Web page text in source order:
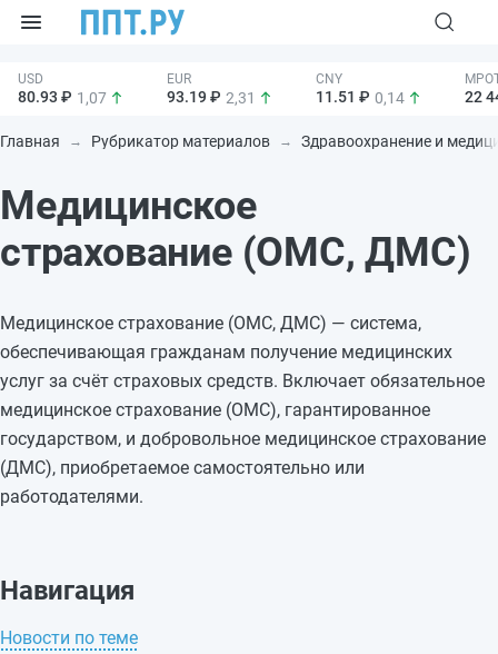
80.93 ₽ 1,07 93.19 ₽ 2,31 11.51 ₽ 0,14 22
Главная Рубрикатор материалов Здравоохранение и
Медицинское
страхование (ОМС, ДМС)
Медицинское страхование (ОМС, ДМС) — система,
обеспечивающая гражданам получение медицинских
услуг за счёт страховых средств. Включает обязательное
медицинское страхование (ОМС), гарантированное
государством, и добровольное медицинское страхование
(ДМС), приобретаемое самостоятельно или
работодателями.
Навигация
Новости по теме